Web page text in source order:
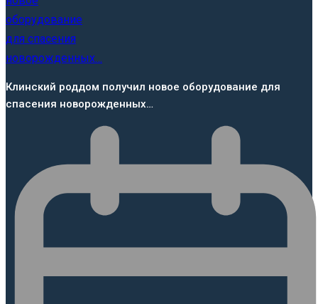
Клинский роддом получил новое оборудование для
спасения новорожденных…